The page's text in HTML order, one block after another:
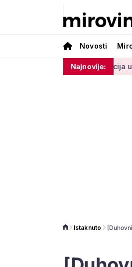
Novosti
Najnovije:
Policija upozorava
Istaknuto